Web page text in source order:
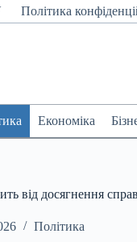
Політика
Економіка
від досягнення
Політика